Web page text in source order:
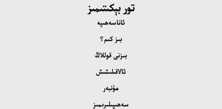
تور بېكىتىمىز
ئاناسەھىپە
بىز كىم؟
بىزنى قوللاڭ
ئالاقىلىشىش
مۇنبەر
سەھىپىلىرىمىز